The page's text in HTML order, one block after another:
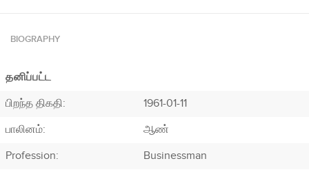
BIOGRAPHY
தனிப்பட்ட
பிறந்த திகதி:
1961-01-11
பாலினம்:
ஆண்
Profession: Businessman